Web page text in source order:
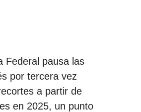
Federal pausa las
por tercera vez
a partir de
en 2025, un punto